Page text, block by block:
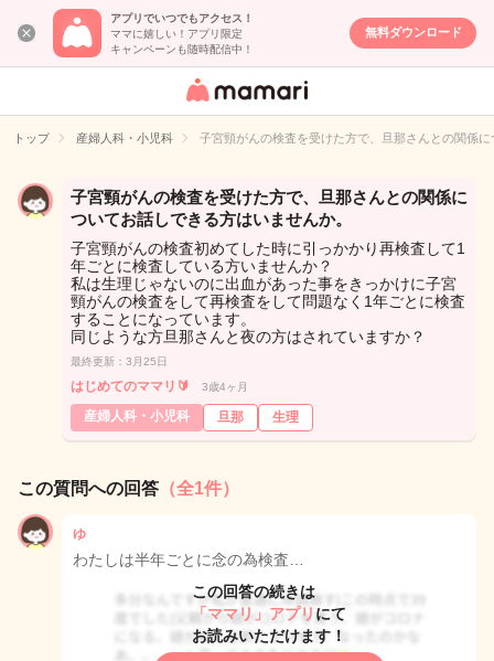
アプリでいつでもアクセス！
ママに嬉しい！アプリ限定
キャンペーンも随時配信中！
無料ダウンロード
女性専用匿名QA
イト
トップ 産婦人科・小児科 子宮頸がんの検査を受けた方で、旦那さんとの関係
子宮頸がんの検査を受けた方で、旦那さんとの関係に
ついてお話しできる方はいませんか。
子宮頸がんの検査初めてした時に引っかかり再検査して1
年ごとに検査している方いませんか？
私は生理じゃないのに出血があった事をきっかけに子宮
頸がんの検査をして再検査をして問題なく1年ごとに検査
することになっています。
同じような方旦那さんと夜の方はされていますか？
最終更新：3月25日
はじめてのママリ🔰 3歳4ヶ月
産婦人科・小児科 旦那 生理
この質問への回答 （全1件）
ゆ
わたしは半年ごとに念の為検査…
この回答の続きは
「ママリ」アプリ にて
お読みいただけます！